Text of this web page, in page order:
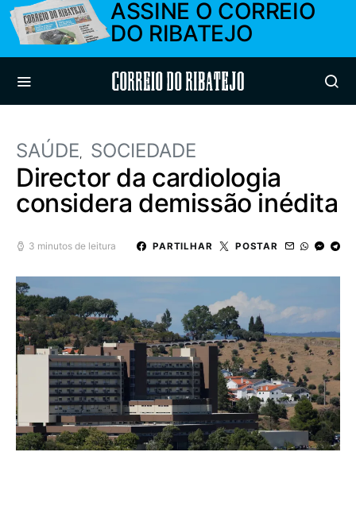
ASSINE O CORREIO
DO RIBATEJO
Correio do Ribatejo
SAÚDE SOCIEDADE
Director da cardiologia
considera demissão inédita
3 minutos de leitura PARTILHAR POSTAR